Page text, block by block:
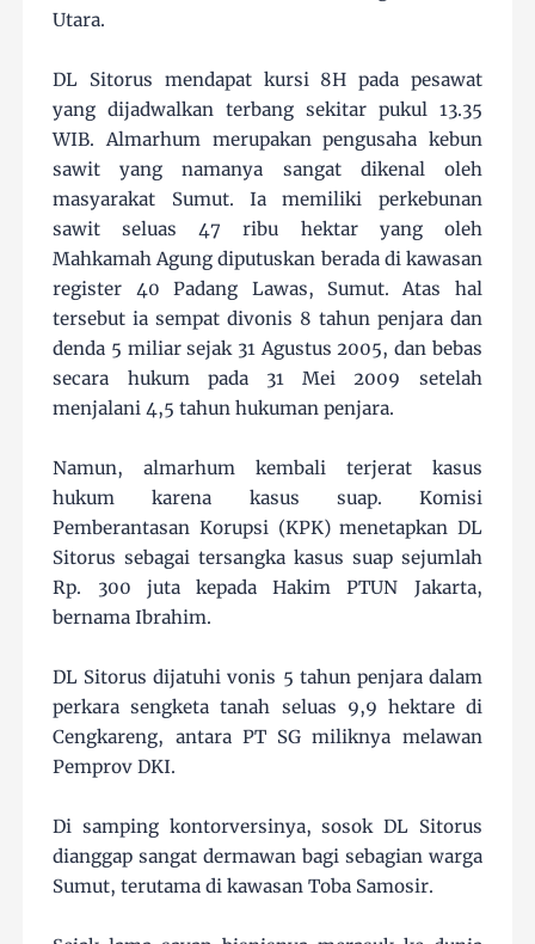
Utara.
DL Sitorus mendapat kursi 8H pada pesawat
yang dijadwalkan terbang sekitar pukul 13.35
WIB. Almarhum merupakan pengusaha kebun
sawit yang namanya sangat dikenal oleh
masyarakat Sumut. Ia memiliki perkebunan
sawit seluas 47 ribu hektar yang oleh
Mahkamah Agung diputuskan berada di kawasan
register 40 Padang Lawas, Sumut. Atas hal
tersebut ia sempat divonis 8 tahun penjara dan
denda 5 miliar sejak 31 Agustus 2005, dan bebas
secara hukum pada 31 Mei 2009 setelah
menjalani 4,5 tahun hukuman penjara.
Namun, almarhum kembali terjerat kasus
hukum karena kasus suap. Komisi
Pemberantasan Korupsi (KPK) menetapkan DL
Sitorus sebagai tersangka kasus suap sejumlah
Rp. 300 juta kepada Hakim PTUN Jakarta,
bernama Ibrahim.
DL Sitorus dijatuhi vonis 5 tahun penjara dalam
perkara sengketa tanah seluas 9,9 hektare di
Cengkareng, antara PT SG miliknya melawan
Pemprov DKI.
Di samping kontorversinya, sosok DL Sitorus
dianggap sangat dermawan bagi sebagian warga
Sumut, terutama di kawasan Toba Samosir.